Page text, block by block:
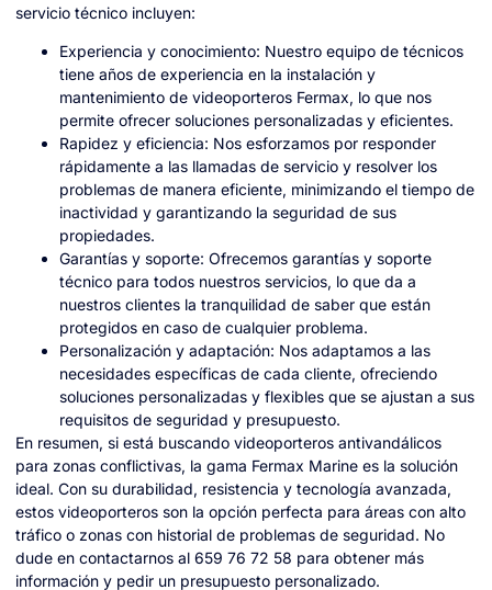
servicio técnico incluyen:
Experiencia y conocimiento: Nuestro equipo de técnicos
tiene años de experiencia en la instalación y
mantenimiento de videoporteros Fermax, lo que nos
permite ofrecer soluciones personalizadas y eficientes.
Rapidez y eficiencia: Nos esforzamos por responder
rápidamente a las llamadas de servicio y resolver los
problemas de manera eficiente, minimizando el tiempo de
inactividad y garantizando la seguridad de sus
propiedades.
Garantías y soporte: Ofrecemos garantías y soporte
técnico para todos nuestros servicios, lo que da a
nuestros clientes la tranquilidad de saber que están
protegidos en caso de cualquier problema.
Personalización y adaptación: Nos adaptamos a las
necesidades específicas de cada cliente, ofreciendo
soluciones personalizadas y flexibles que se ajustan a sus
requisitos de seguridad y presupuesto.
En resumen, si está buscando videoporteros antivandálicos
para zonas conflictivas, la gama Fermax Marine es la solución
ideal. Con su durabilidad, resistencia y tecnología avanzada,
estos videoporteros son la opción perfecta para áreas con alto
tráfico o zonas con historial de problemas de seguridad. No
dude en contactarnos al 659 76 72 58 para obtener más
información y pedir un presupuesto personalizado.